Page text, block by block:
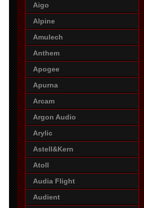
Aigo
Alpine
Amulech
Anthem
Apogee
Apurna
Arcam
Argon Audio
Arylic
Astell&Kern
Atoll
Audia Flight
Audient